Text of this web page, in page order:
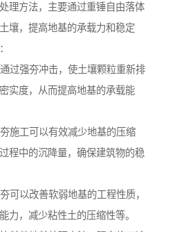
理方法，主要通过重锤自由落体
壤，提高地基的承载力和稳定
过强夯冲击，使土壤颗粒重新排
实度，从而提高地基的承载能
施工可以有效减少地基的压缩
程中的沉降量，确保建筑物的稳
可以改善软弱地基的工程性质，
力，减少粘性土的压缩性等。